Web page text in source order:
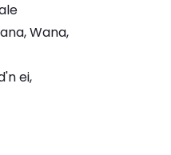
Wana,
ei,